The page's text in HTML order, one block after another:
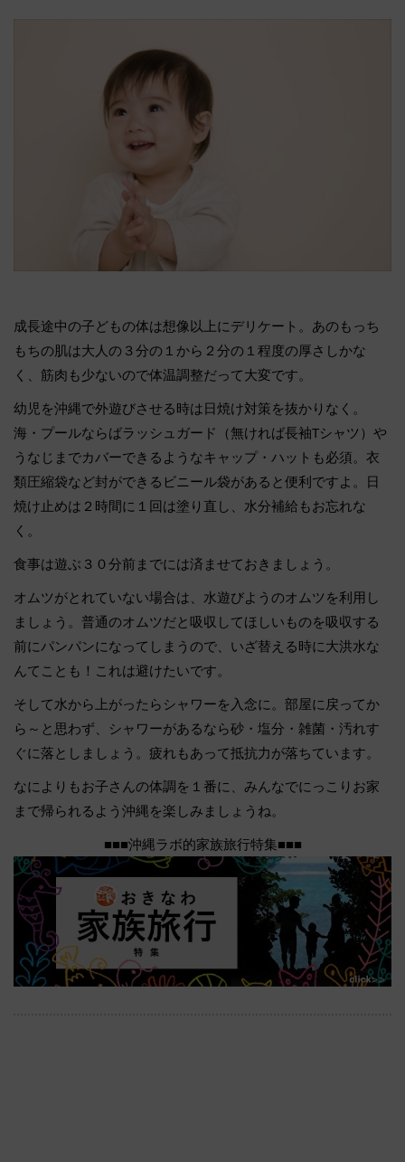
成長途中の子どもの体は想像以上にデリケート。あのもっち
もちの肌は大人の３分の１から２分の１程度の厚さしかな
く、筋肉も少ないので体温調整だって大変です。
幼児を沖縄で外遊びさせる時は日焼け対策を抜かりなく。
海・プールならばラッシュガード（無ければ長袖Tシャツ）や
うなじまでカバーできるようなキャップ・ハットも必須。衣
類圧縮袋など封ができるビニール袋があると便利ですよ。日
焼け止めは２時間に１回は塗り直し、水分補給もお忘れな
く。
食事は遊ぶ３０分前までには済ませておきましょう。
オムツがとれていない場合は、水遊びようのオムツを利用し
ましょう。普通のオムツだと吸収してほしいものを吸収する
前にパンパンになってしまうので、いざ替える時に大洪水な
んてことも！これは避けたいです。
そして水から上がったらシャワーを入念に。部屋に戻ってか
ら～と思わず、シャワーがあるなら砂・塩分・雑菌・汚れす
ぐに落としましょう。疲れもあって抵抗力が落ちています。
なによりもお子さんの体調を１番に、みんなでにっこりお家
まで帰られるよう沖縄を楽しみましょうね。
■■■沖縄ラボ的家族旅行特集■■■